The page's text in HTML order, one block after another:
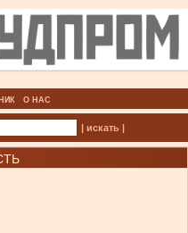
О НАС
| искать |